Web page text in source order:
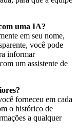
uma IA?
em seu nome,
você pode
informar
um assistente de
forneceu em cada
o histórico de
a qualquer